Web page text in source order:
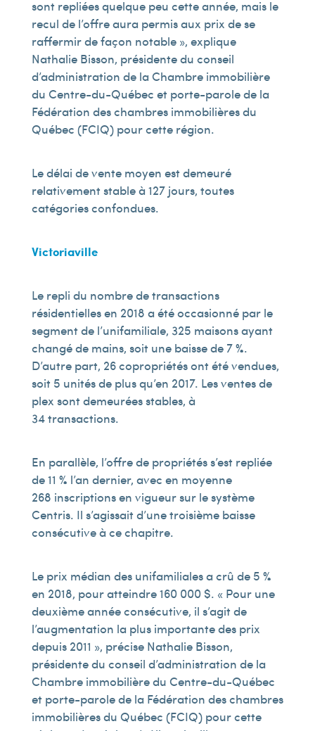
sont repliées quelque peu cette année, mais le
recul de l’offre aura permis aux prix de se
raffermir de façon notable », explique
Nathalie Bisson, présidente du conseil
d’administration de la Chambre immobilière
du Centre-du-Québec et porte-parole de la
Fédération des chambres immobilières du
Québec (FCIQ) pour cette région.
Le délai de vente moyen est demeuré
relativement stable à 127 jours, toutes
catégories confondues.
Victoriaville
Le repli du nombre de transactions
résidentielles en 2018 a été occasionné par le
segment de l’unifamiliale, 325 maisons ayant
changé de mains, soit une baisse de 7 %.
D’autre part, 26 copropriétés ont été vendues,
soit 5 unités de plus qu’en 2017. Les ventes de
plex sont demeurées stables, à
34 transactions.
En parallèle, l’offre de propriétés s’est repliée
de 11 % l’an dernier, avec en moyenne
268 inscriptions en vigueur sur le système
Centris. Il s’agissait d’une troisième baisse
consécutive à ce chapitre.
Le prix médian des unifamiliales a crû de 5 %
en 2018, pour atteindre 160 000 $. « Pour une
deuxième année consécutive, il s’agit de
l’augmentation la plus importante des prix
depuis 2011 », précise Nathalie Bisson,
présidente du conseil d’administration de la
Chambre immobilière du Centre-du-Québec
et porte-parole de la Fédération des chambres
immobilières du Québec (FCIQ) pour cette